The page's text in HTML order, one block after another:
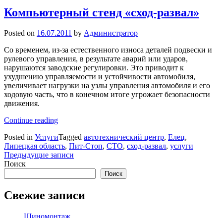
Компьютерный стенд «сход-развал»
Posted on 16.07.2011 by Администратор
Со временем, из-за естественного износа деталей подвески и
рулевого управления, в результате аварий или ударов,
нарушаются заводские регулировки. Это приводит к
ухудшению управляемости и устойчивости автомобиля,
увеличивает нагрузки на узлы управления автомобиля и его
ходовую часть, что в конечном итоге угрожает безопасности
движения.
Continue reading«Компьютерный
«сход-
развал»»
Posted in УслугиTagged автотехнический центр, Елец,
Липецкая область, Пит-Стоп, СТО, сход-развал, услуги
Навигация
по
Предыдущие записи
Поиск
Поиск
Свежие записи